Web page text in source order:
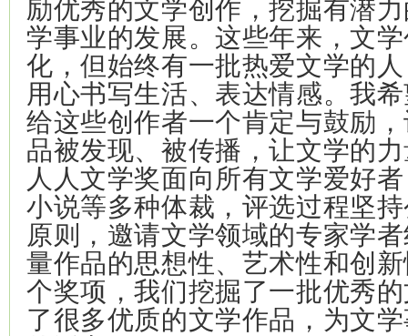
学事业的发展。这些年来，文
化，但始终有一批热爱文学的
用心书写生活、表达情感。我
给这些创作者一个肯定与鼓励
品被发现、被传播，让文学的
人人文学奖面向所有文学爱好
小说等多种体裁，评选过程坚
原则，邀请文学领域的专家学
量作品的思想性、艺术性和创
个奖项，我们挖掘了一批优秀
了很多优质的文学作品，为文